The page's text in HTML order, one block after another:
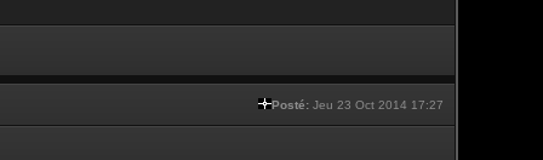
Posté: Jeu 23 Oct 2014 17:27